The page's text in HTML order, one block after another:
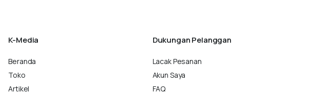
K-Media
Beranda
Toko
Artikel
Dukungan Pelanggan
Lacak Pesanan
Akun Saya
FAQ